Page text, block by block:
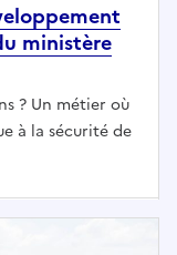
ministère
? Un métier où
à la sécurité de